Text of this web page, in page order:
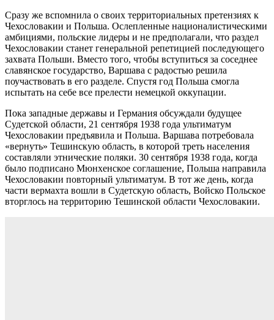
Сразу же вспомнила о своих территориальных претензиях к
Чехословакии и Польша. Ослепленные националистическими
амбициями, польские лидеры и не предполагали, что раздел
Чехословакии станет генеральной репетицией последующего
захвата Польши. Вместо того, чтобы вступиться за соседнее
славянское государство, Варшава с радостью решила
поучаствовать в его разделе. Спустя год Польша смогла
испытать на себе все прелести немецкой оккупации.
Пока западные державы и Германия обсуждали будущее
Судетской области, 21 сентября 1938 года ультиматум
Чехословакии предъявила и Польша. Варшава потребовала
«вернуть» Тешинскую область, в которой треть населения
составляли этнические поляки. 30 сентября 1938 года, когда
было подписано Мюнхенское соглашение, Польша направила
Чехословакии повторный ультиматум. В тот же день, когда
части вермахта вошли в Судетскую область, Войско Польское
вторглось на территорию Тешинской области Чехословакии.